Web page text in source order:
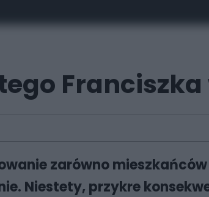
zarówno
Niestety, przykre